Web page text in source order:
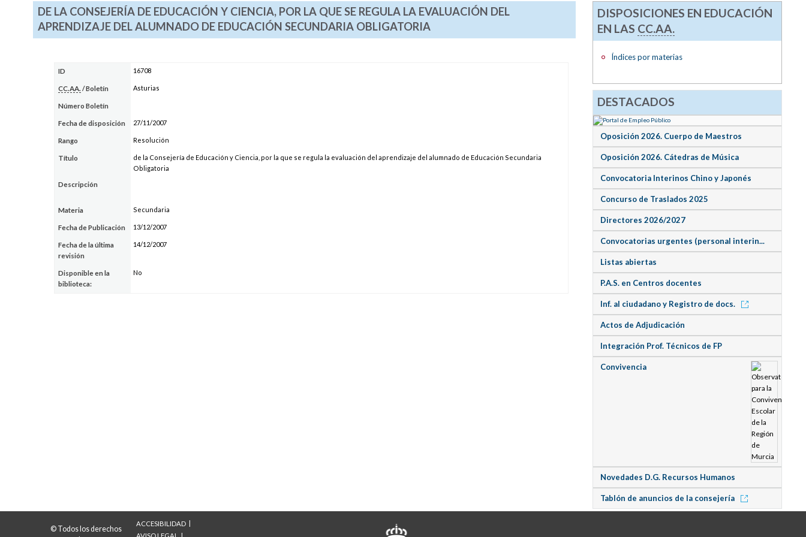
DE LA CONSEJERÍA DE EDUCACIÓN Y CIENCIA, POR LA QUE SE REGULA LA EVALUACIÓN DEL
APRENDIZAJE DEL ALUMNADO DE EDUCACIÓN SECUNDARIA OBLIGATORIA
ID 16708
CC.AA. / Boletín Asturias
Número Boletín
Fecha de disposición 27/11/2007
Rango Resolución
Título
de la Consejería de Educación y Ciencia, por la que se regula la evaluación del aprendizaje del alumnado de Educación Secundaria
Obligatoria
Descripción
Materia Secundaria
Fecha de Publicación 13/12/2007
Fecha de la última
revisión
14/12/2007
Disponible en la
biblioteca:
No
DISPOSICIONES EN EDUCACIÓN
EN LAS CC.AA.
Índices por materias
DESTACADOS
Oposición 2026. Cuerpo de Maestros
Oposición 2026. Cátedras de Música
Convocatoria Interinos Chino y Japonés
Concurso de Traslados 2025
Directores 2026/2027
Convocatorias urgentes (personal interin...
Listas abiertas
P.A.S. en Centros docentes
Inf. al ciudadano y Registro de docs.
Actos de Adjudicación
Integración Prof. Técnicos de FP
Convivencia
Novedades D.G. Recursos Humanos
Tablón de anuncios de la consejería
© Todos los derechos
ACCESIBILIDAD
AVISO LEGAL